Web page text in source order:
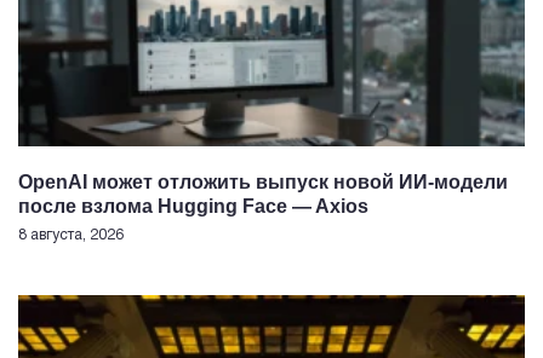
OpenAI может отложить выпуск новой ИИ-модели
после взлома Hugging Face — Axios
8 августа, 2026